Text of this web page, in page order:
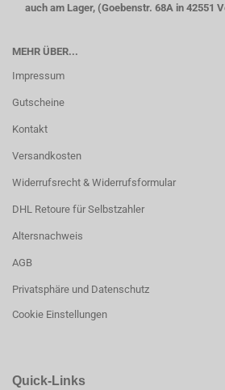
auch am Lager, (Goebenstr. 68A in 42551
MEHR ÜBER...
Impressum
Gutscheine
Kontakt
Versandkosten
Widerrufsrecht & Widerrufsformular
DHL Retoure für Selbstzahler
Altersnachweis
AGB
Privatsphäre und Datenschutz
Cookie Einstellungen
Quick-Links